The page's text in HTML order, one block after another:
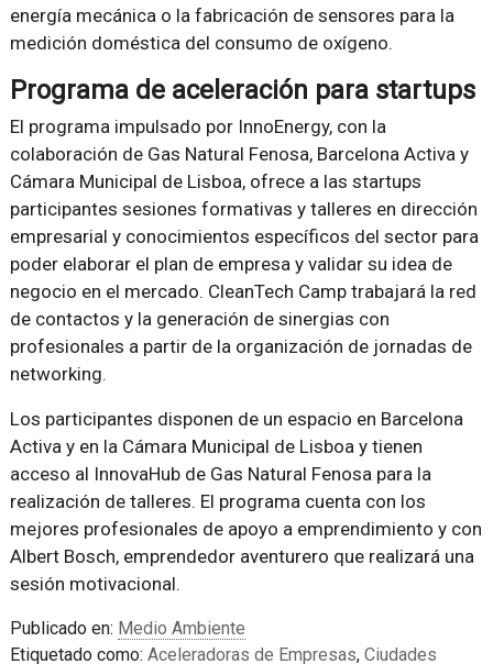
energía mecánica o la fabricación de sensores para la
medición doméstica del consumo de oxígeno.
Programa de aceleración para startups
El programa impulsado por InnoEnergy, con la
colaboración de Gas Natural Fenosa, Barcelona Activa y
Cámara Municipal de Lisboa, ofrece a las startups
participantes sesiones formativas y talleres en dirección
empresarial y conocimientos específicos del sector para
poder elaborar el plan de empresa y validar su idea de
negocio en el mercado. CleanTech Camp trabajará la red
de contactos y la generación de sinergias con
profesionales a partir de la organización de jornadas de
networking.
Los participantes disponen de un espacio en Barcelona
Activa y en la Cámara Municipal de Lisboa y tienen
acceso al InnovaHub de Gas Natural Fenosa para la
realización de talleres. El programa cuenta con los
mejores profesionales de apoyo a emprendimiento y con
Albert Bosch, emprendedor aventurero que realizará una
sesión motivacional.
Publicado en: Medio Ambiente
Etiquetado como: Aceleradoras de Empresas, Ciudades